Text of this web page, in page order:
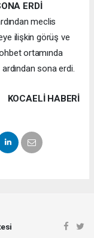
ERDİ
meclis
ilişkin görüş ve
ortamında
ardından sona erdi.
KOCAELI HABERİ